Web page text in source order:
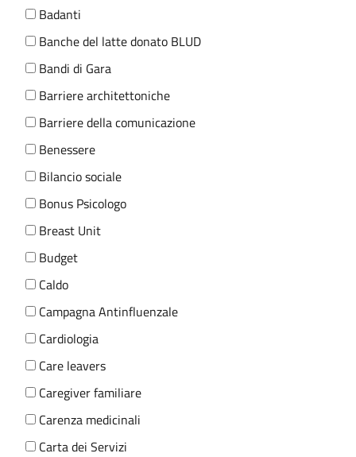
Badanti
Banche del latte donato BLUD
Bandi di Gara
Barriere architettoniche
Barriere della comunicazione
Benessere
Bilancio sociale
Bonus Psicologo
Breast Unit
Budget
Caldo
Campagna Antinfluenzale
Cardiologia
Care leavers
Caregiver familiare
Carenza medicinali
Carta dei Servizi